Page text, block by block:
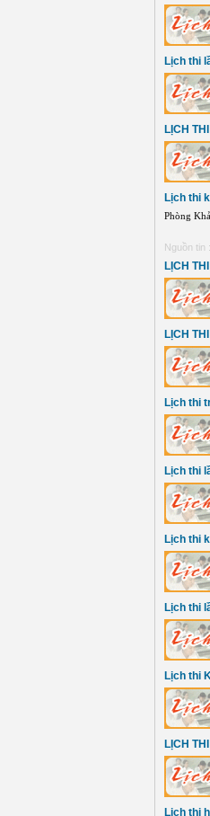
Lịch thi
LỊCH
Lịch thi
Phòng
Nguồn tin :
LỊCH
LỊCH
Lịch thi
Lịch thi
Lịch thi
Lịch thi
Lịch thi
LỊCH
Lịch thi